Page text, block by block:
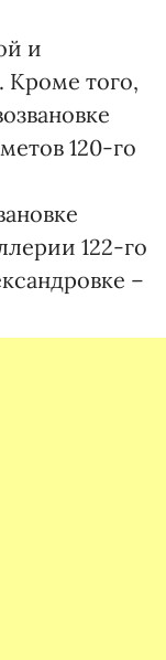
и
Кроме того,
120-го
122-го
–